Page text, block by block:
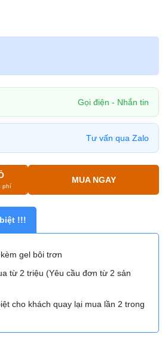
Gọi điện - Nhắn tin
Tư vấn qua Zalo
phí
MUA NGAY
!!!
gel bôi trơn
từ 2 triệu (Yêu cầu đơn từ 2 sản
cho khách quay lại mua lần 2 trong